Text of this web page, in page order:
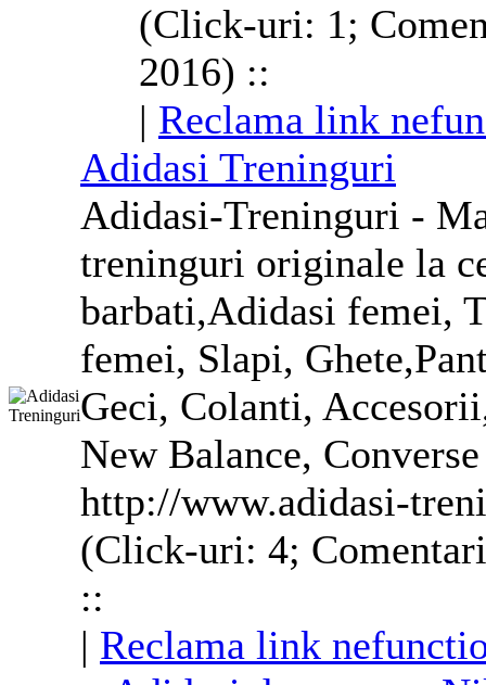
(Click-uri: 1;
2016) ::
| Reclama link
Adidasi Treninguri
Adidasi-Treninguri -
treninguri originale la
barbati,Adidasi femei,
femei, Slapi, Ghete
Geci, Colanti,
New Balance, Converse
http://www.adidasi-
(Click-uri: 4;
::
| Reclama link